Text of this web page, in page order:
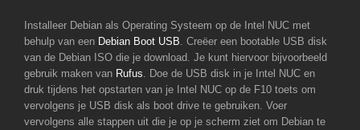
Installeer Debian als Operating Systeem op de Intel NUC met
behulp van een Debian Boot USB . Creëer een bootable USB disk
van de Debian ISO die je download. Je kunt hiervoor bijvoorbeeld
gebruik maken van Rufus . Doe de USB disk in je Intel NUC en
druk tijdens het opstarten van je Intel NUC op de F10 toets om
vervolgens je USB disk als boot drive te gebruiken. Voer
vervolgens alle stappen uit die je op je scherm ziet om Debian te